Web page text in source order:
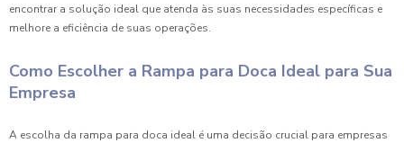
encontrar a solução ideal que atenda às suas necessidades específicas e
melhore a eficiência de suas operações.
Como Escolher a Rampa para Doca Ideal para Sua
Empresa
A escolha da rampa para doca ideal é uma decisão crucial para empresas